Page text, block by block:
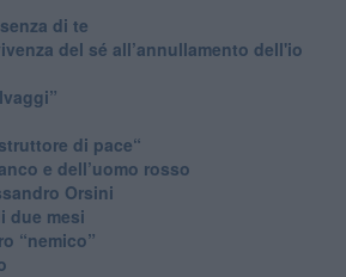
di te
del sé all’annullamento dell'io
di pace“
e dell’uomo rosso
Orsini
due mesi
“nemico”